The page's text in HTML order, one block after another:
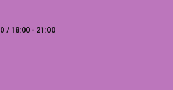
/ 18:00 - 21:00